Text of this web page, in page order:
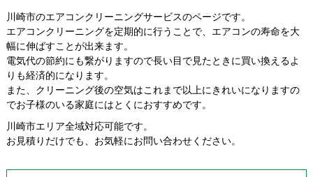
川崎市のエアコンクリーニングサービスのページです。
エアコンクリーニングを定期的に行うことで、エアコンの寿命を大
幅に伸ばすことが出来ます。
電気代の節約にも繋がりますので長い目で見たときに買い換えるよ
りも経済的になります。
また、クリーニング後の空気はこれまで以上にきれいになりますの
でお子様のいる家庭にはとくにおすすめです。
川崎市エリア全域対応可能です。
お見積りだけでも、お気軽にお問い合わせください。